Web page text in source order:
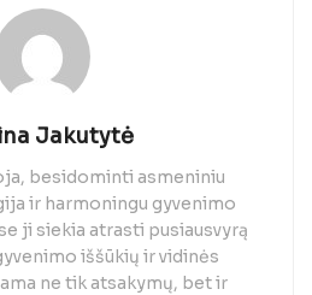
Jakutytė
besidominti asmeniniu
ir harmoningu gyvenimo
ji siekia atrasti pusiausvyrą
iššūkių ir vidinės
ne tik atsakymų, bet ir